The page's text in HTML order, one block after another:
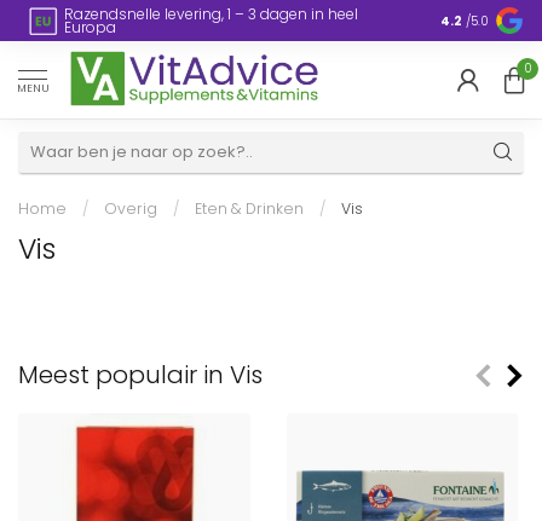
Razendsnelle levering, 1 – 3 dagen in heel
Europa Plasticvrije
4.2 /5.0
MENU
0
Home / Overig / Eten & Drinken / Vis
Vis
Meest populair in Vis